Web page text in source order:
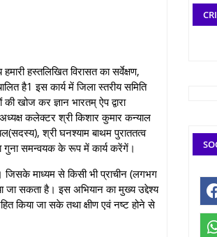
हस्तलिखित विरासत का सर्वेक्षण,
है1 इस कार्य में जिला स्तरीय समिति
खोज कर ज्ञान भारतम् ऐप द्वारा
कलेक्‍टर श्री किशार कुमार कन्‍याल
श्री घनश्‍याम बाथम पुराततत्‍व
गुना समन्‍वयक के रूप में कार्य करेंगें।
जिसके माध्यम से किसी भी प्राचीन (लगभग
जा सकता है। इस अभियान का मुख्य उद्देश्य
किया जा सके तथा क्षीण एवं नष्ट होने से